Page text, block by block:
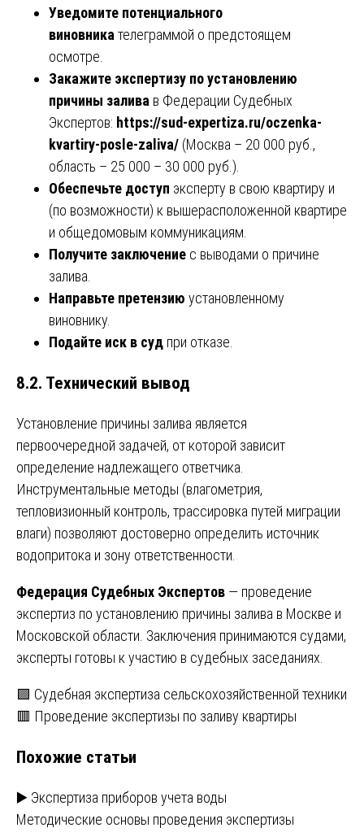
Уведомите потенциального
виновника телеграммой о предстоящем
осмотре.
Закажите экспертизу по установлению
причины залива в Федерации Судебных
Экспертов: https://sud-expertiza.ru/oczenka-
kvartiry-posle-zaliva/ (Москва – 20 000 руб.,
область – 25 000 – 30 000 руб.).
Обеспечьте доступ эксперту в свою квартиру и
(по возможности) к вышерасположенной квартире
и общедомовым коммуникациям.
Получите заключение с выводами о причине
залива.
Направьте претензию установленному
виновнику.
Подайте иск в суд при отказе.
8.2. Технический вывод
Установление причины залива является
первоочередной задачей, от которой зависит
определение надлежащего ответчика.
Инструментальные методы (влагометрия,
тепловизионный контроль, трассировка путей миграции
влаги) позволяют достоверно определить источник
водопритока и зону ответственности.
Федерация Судебных Экспертов — проведение
экспертиз по установлению причины залива в Москве и
Московской области. Заключения принимаются судами,
эксперты готовы к участию в судебных заседаниях.
Навигация
записям
🟩 Судебная экспертиза сельскохозяйственной техники
🟥 Проведение экспертизы по заливу квартиры
Похожие статьи
▶️ Экспертиза приборов учета воды
Методические основы проведения экспертизы